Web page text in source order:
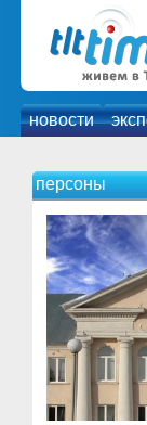
новости
персоны